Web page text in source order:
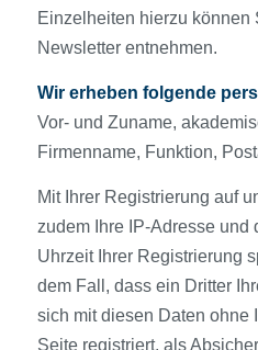
Einzelheiten hierzu können
Newsletter entnehmen.
Wir erheben folgende
Vor- und Zuname,
Firmenname, Funktion,
Mit Ihrer Registrierung auf
zudem Ihre IP-Adresse und
Uhrzeit Ihrer Registrierung
dem Fall, dass ein Dritter
sich mit diesen Daten ohne
Seite registriert, als